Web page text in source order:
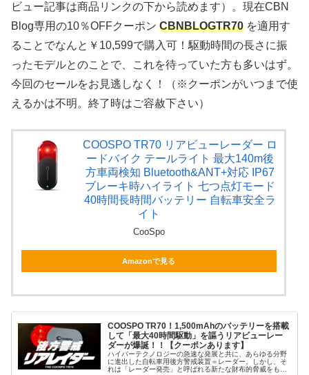
ビュー記事は商品リンクの下から読めます）。現在CBN
Blog専用の10％OFFクーポン CBNBLOGTR70 を適用す
ることでなんと￥10,599で購入可！駆動時間の長さに振
ったモデルとのことで、これを待っていた方も多いはず。
今回のセールをお見逃しなく！（※クーポンがいつまで使
えるかは不明。終了時はご容赦下さい）
COOSPO TR70 リアビューレーダー ロ
ードバイク テールライト 最大140m後
方車両検知 Bluetooth&ANT+対応 IP67
ブレーキ時ハイライト 七つ点灯モード
40時間長時間バッテリー 自転車安全ラ
イト
CooSpo
Amazonで見る
COOSPO TR70！1,500mAhのバッテリーを搭載
して「最大40時間駆動」を謳うリアビューレー
ダーが爆誕！！【クーポンあります】
ハイパーテクノロジーの急速な発展と共に、あらゆる分野
に進出した自転車用後方警戒装置＝レーダー。しかし、そ
れは「レーダー発売」と呼ばれる新たな財布的脅威をも生